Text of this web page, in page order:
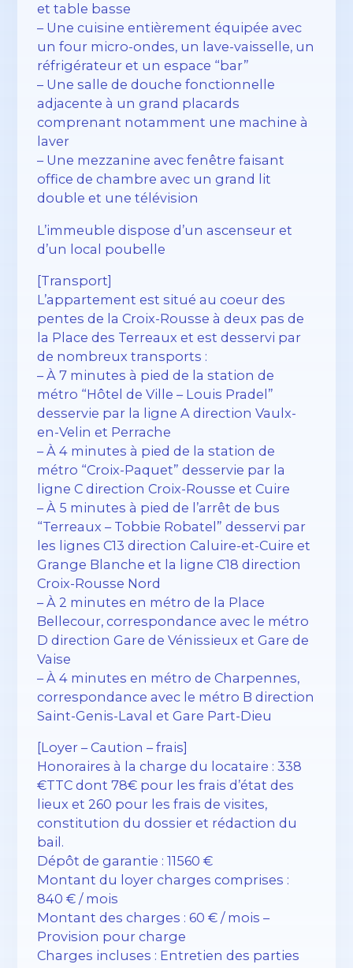
et table basse
– Une cuisine entièrement équipée avec
un four micro-ondes, un lave-vaisselle, un
réfrigérateur et un espace “bar”
– Une salle de douche fonctionnelle
adjacente à un grand placards
comprenant notamment une machine à
laver
– Une mezzanine avec fenêtre faisant
office de chambre avec un grand lit
double et une télévision
L’immeuble dispose d’un ascenseur et
d’un local poubelle
[Transport]
L’appartement est situé au coeur des
pentes de la Croix-Rousse à deux pas de
la Place des Terreaux et est desservi par
de nombreux transports :
– À 7 minutes à pied de la station de
métro “Hôtel de Ville – Louis Pradel”
desservie par la ligne A direction Vaulx-
en-Velin et Perrache
– À 4 minutes à pied de la station de
métro “Croix-Paquet” desservie par la
ligne C direction Croix-Rousse et Cuire
– À 5 minutes à pied de l’arrêt de bus
“Terreaux – Tobbie Robatel” desservi par
les lignes C13 direction Caluire-et-Cuire et
Grange Blanche et la ligne C18 direction
Croix-Rousse Nord
– À 2 minutes en métro de la Place
Bellecour, correspondance avec le métro
D direction Gare de Vénissieux et Gare de
Vaise
– À 4 minutes en métro de Charpennes,
correspondance avec le métro B direction
Saint-Genis-Laval et Gare Part-Dieu
[Loyer – Caution – frais]
Honoraires à la charge du locataire : 338
€TTC dont 78€ pour les frais d’état des
lieux et 260 pour les frais de visites,
constitution du dossier et rédaction du
bail.
Dépôt de garantie : 11560 €
Montant du loyer charges comprises :
840 € / mois
Montant des charges : 60 € / mois –
Provision pour charge
Charges incluses : Entretien des parties